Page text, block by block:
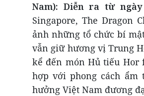
Nam): Diễn ratừ
Singapore, The Dragon
ảnh những tổ chức bí
vẫn giữ hương vị Trung
kể đến món Hủ tiếu Hor
hợp với phong cách ẩm
hưởng Việt Nam đương